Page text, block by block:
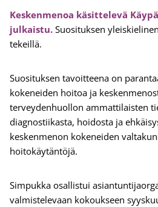
Keskenmenoa käsittelevä
julkaistu. Suosituksen
tekeillä.
Suosituksen tavoitteena on
kokeneiden hoitoa ja
terveydenhuollon ammattilaisten
diagnostiikasta, hoidosta ja
keskenmenon kokeneiden
hoitokäytäntöjä.
Simpukka osallistui
valmistelevaan kokoukseen